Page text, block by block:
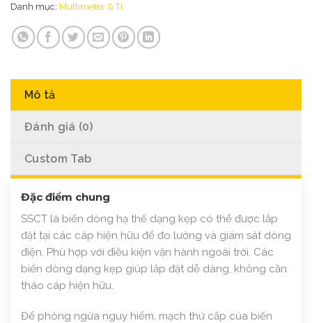
Danh mục: Multimeter & Ti
Mô tả
Đánh giá (0)
Custom Tab
Đặc điểm chung
SSCT là biến dòng hạ thế dạng kẹp có thể được lắp
đặt tại các cáp hiện hữu để đo lường và giám sát dòng
điện. Phù hợp với điều kiện vận hành ngoài trời. Các
biến dòng dạng kẹp giúp lắp đặt dễ dàng, không cần
tháo cáp hiện hữu.
Để phòng ngừa nguy hiểm, mạch thứ cấp của biến